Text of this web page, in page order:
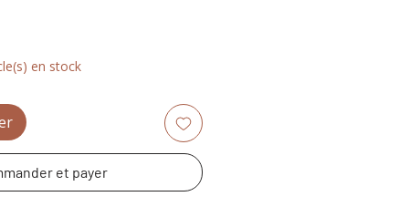
en stock
et payer